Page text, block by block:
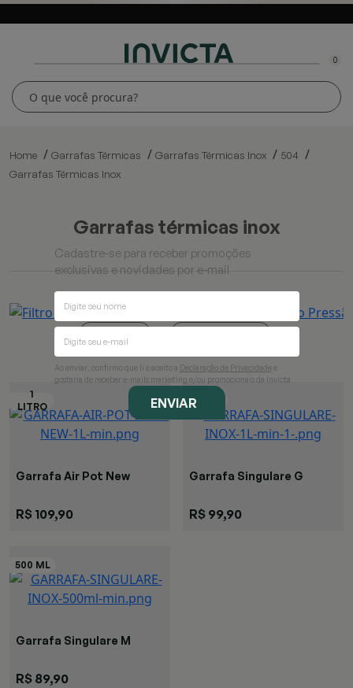
0
Home Garrafas Térmicas Garrafas Térmicas Inox
504
Garrafas Térmicas Inox
garrafas térmicas inox
Ordenar por
Garrafa Air Pot New
R$ 109,90
Garrafa Singulare G
R$ 99,90
Garrafa Singulare M
R$ 89,90
Cadastre-se para receber promoções
exclusivas e novidades por e-mail
Ao enviar, confirmo que li e aceito a Declaração de Privacidadee
gostaria de receber e-mails marketing e/ou promocionais da Invicta
ENVIAR